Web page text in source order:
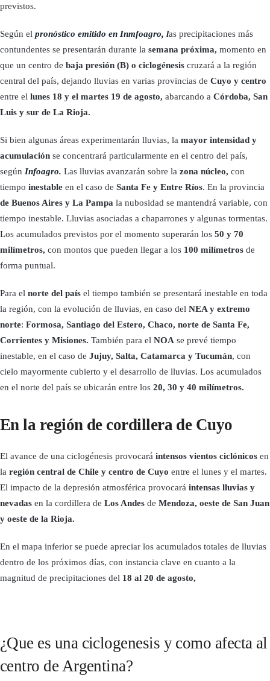
previstos.
Según el pronóstico emitido en Inmfoagro, las precipitaciones más
contundentes se presentarán durante la semana próxima, momento en
que un centro de baja presión (B) o ciclogénesis cruzará a la región
central del país, dejando lluvias en varias provincias de Cuyo y centro
entre el lunes 18 y el martes 19 de agosto, abarcando a Córdoba, San
Luis y sur de La Rioja.
Si bien algunas áreas experimentarán lluvias, la mayor intensidad y
acumulación se concentrará particularmente en el centro del país,
según Infoagro. Las lluvias avanzarán sobre la zona núcleo, con
tiempo inestable en el caso de Santa Fe y Entre Ríos. En la provincia
de Buenos Aires y La Pampa la nubosidad se mantendrá variable, con
tiempo inestable. Lluvias asociadas a chaparrones y algunas tormentas.
Los acumulados previstos por el momento superarán los 50 y 70
milímetros, con montos que pueden llegar a los 100 milímetros de
forma puntual.
Para el norte del país el tiempo también se presentará inestable en toda
la región, con la evolución de lluvias, en caso del NEA y extremo
norte: Formosa, Santiago del Estero, Chaco, norte de Santa Fe,
Corrientes y Misiones. También para el NOA se prevé tiempo
inestable, en el caso de Jujuy, Salta, Catamarca y Tucumán, con
cielo mayormente cubierto y el desarrollo de lluvias. Los acumulados
en el norte del país se ubicarán entre los 20, 30 y 40 milímetros.
En la región de cordillera de Cuyo
El avance de una ciclogénesis provocará intensos vientos ciclónicos en
la región central de Chile y centro de Cuyo entre el lunes y el martes.
El impacto de la depresión atmosférica provocará intensas lluvias y
nevadas en la cordillera de Los Andes de Mendoza, oeste de San Juan
y oeste de la Rioja.
En el mapa inferior se puede apreciar los acumulados totales de lluvias
dentro de los próximos días, con instancia clave en cuanto a la
magnitud de precipitaciones del 18 al 20 de agosto,
¿Que es una ciclogenesis y como afecta al
centro de Argentina?